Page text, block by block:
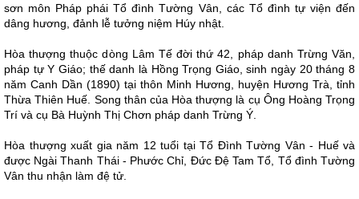
sơn môn Pháp phái Tổ đình Tường Vân, các Tổ đình tự viện đến
dâng hương, đảnh lễ tưởng niệm Húy nhật.
Hòa thượng thuộc dòng Lâm Tế đời thứ 42, pháp danh Trừng Văn,
pháp tự Y Giáo; thế danh là Hồng Trọng Giáo, sinh ngày 20 tháng 8
năm Canh Dần (1890) tại thôn Minh Hương, huyện Hương Trà, tỉnh
Thừa Thiên Huế. Song thân của Hòa thượng là cụ Ông Hoàng Trọng
Trí và cụ Bà Huỳnh Thị Chơn pháp danh Trừng Ý.
Hòa thượng xuất gia năm 12 tuổi tại Tổ Đình Tường Vân - Huế và
được Ngài Thanh Thái - Phước Chỉ, Đức Đệ Tam Tổ, Tổ đình Tường
Vân thu nhận làm đệ tử.